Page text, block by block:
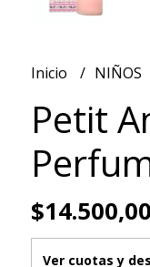
Inicio NIÑOS
Petit
$14.500,00
Ver cuotas y